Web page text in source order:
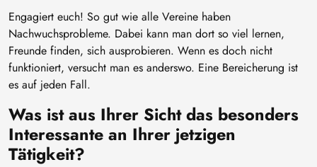
Engagiert euch! So gut wie alle Vereine haben
Nachwuchsprobleme. Dabei kann man dort so viel lernen,
Freunde finden, sich ausprobieren. Wenn es doch nicht
funktioniert, versucht man es anderswo. Eine Bereicherung ist
es auf jeden Fall.
Was ist aus Ihrer Sicht das besonders
Interessante an Ihrer jetzigen
Tätigkeit?